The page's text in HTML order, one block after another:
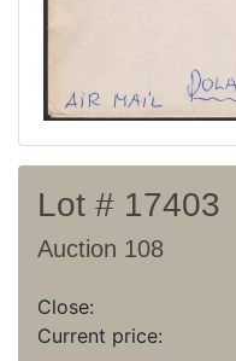
Contact
Lot # 17403
Auction 108
Close:
Current price: